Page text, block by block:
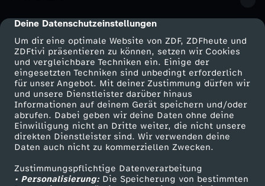
cmp-dialog-description
Deine Datenschutzeinstellungen
Um dir eine optimale Website von ZDF, ZDFheute und
ZDFtivi präsentieren zu können, setzen wir Cookies
und vergleichbare Techniken ein. Einige der
eingesetzten Techniken sind unbedingt erforderlich
für unser Angebot. Mit deiner Zustimmung dürfen wir
und unsere Dienstleister darüber hinaus
Informationen auf deinem Gerät speichern und/oder
abrufen. Dabei geben wir deine Daten ohne deine
Einwilligung nicht an Dritte weiter, die nicht unsere
direkten Dienstleister sind. Wir verwenden deine
Daten auch nicht zu kommerziellen Zwecken.
Zustimmungspflichtige Datenverarbeitung
• Personalisierung:Die Speicherung von bestimmten
z
o
c
k
t
?
Mehr ZDF
ZDF-Apps
Smart TV
ZDFtext
Livestreams
Service
ZDFmitreden
Kontakt zum ZDF
Tickets
Zuschauerservice